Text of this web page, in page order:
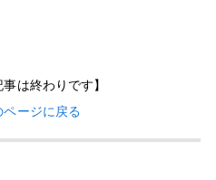
は終わりです】
ページに戻る